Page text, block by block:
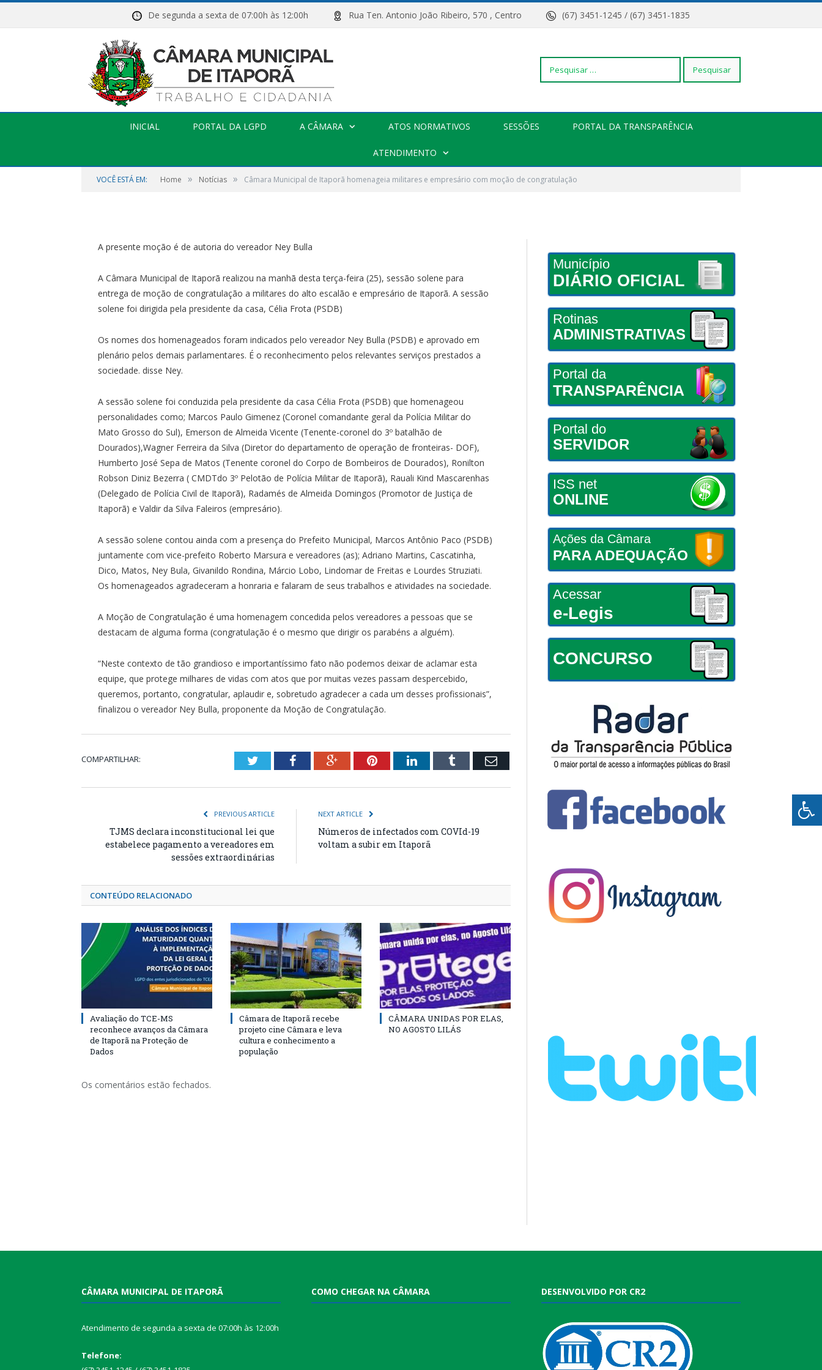
De segunda a sexta de 07:00h às 12:00h Rua Ten. Antonio João Ribeiro, 570 , Centro (67) 3451-1245 / (67) 3451-1835
Pesquisar
INICIAL PORTAL DA LGPD A CÂMARA ATOS NORMATIVOS SESSÕES PORTAL DA TRANSPARÊNCIA
ATENDIMENTO
VOCÊ ESTÁ EM: Home » Notícias » Câmara Municipal de Itaporã homenageia militares e empresário com moção de congratulação
NOTÍCIAS
Câmara Municipal de Itaporã homenageia
militares e empresário com moção de
A presente moção é de autoria do vereador Ney Bulla
A Câmara Municipal de Itaporã realizou na manhã desta terça-feira (25), sessão solene para
entrega de moção de congratulação a militares do alto escalão e empresário de Itaporã. A sessão
solene foi dirigida pela presidente da casa, Célia Frota (PSDB)
Os nomes dos homenageados foram indicados pelo vereador Ney Bulla (PSDB) e aprovado em
plenário pelos demais parlamentares. É o reconhecimento pelos relevantes serviços prestados a
sociedade. disse Ney.
A sessão solene foi conduzida pela presidente da casa Célia Frota (PSDB) que homenageou
personalidades como; Marcos Paulo Gimenez (Coronel comandante geral da Polícia Militar do
Mato Grosso do Sul), Emerson de Almeida Vicente (Tenente-coronel do 3º batalhão de
Dourados),Wagner Ferreira da Silva (Diretor do departamento de operação de fronteiras- DOF),
Humberto José Sepa de Matos (Tenente coronel do Corpo de Bombeiros de Dourados), Ronilton
Robson Diniz Bezerra ( CMDTdo 3º Pelotão de Polícia Militar de Itaporã), Rauali Kind Mascarenhas
(Delegado de Polícia Civil de Itaporã), Radamés de Almeida Domingos (Promotor de Justiça de
Itaporã) e Valdir da Silva Faleiros (empresário).
A sessão solene contou ainda com a presença do Prefeito Municipal, Marcos Antônio Paco (PSDB)
juntamente com vice-prefeito Roberto Marsura e vereadores (as); Adriano Martins, Cascatinha,
Dico, Matos, Ney Bula, Givanildo Rondina, Márcio Lobo, Lindomar de Freitas e Lourdes Struziati.
Os homenageados agradeceram a honraria e falaram de seus trabalhos e atividades na sociedade.
A Moção de Congratulação é uma homenagem concedida pelos vereadores a pessoas que se
destacam de alguma forma (congratulação é o mesmo que dirigir os parabéns a alguém).
“Neste contexto de tão grandioso e importantíssimo fato não podemos deixar de aclamar esta
equipe, que protege milhares de vidas com atos que por muitas vezes passam despercebido,
queremos, portanto, congratular, aplaudir e, sobretudo agradecer a cada um desses profissionais”,
finalizou o vereador Ney Bulla, proponente da Moção de Congratulação.
COMPARTILHAR: TwitterFacebookGoogle+PinterestLinkedInTumblr Email
PREVIOUS ARTICLE
TJMS declara inconstitucional lei que
estabelece pagamento a vereadores em
sessões extraordinárias
NEXT ARTICLE
Números de infectados com COVId-19
voltam a subir em Itaporã
CONTEÚDO RELACIONADO
Avaliação do TCE-MS
reconhece avanços da Câmara
de Itaporã na Proteção de
Dados
Câmara de Itaporã recebe
projeto cine Câmara e leva
cultura e conhecimento a
população
CÂMARA UNIDAS POR ELAS,
NO AGOSTO LILÁS
Os comentários estão fechados.
Município
DIÁRIO OFICIAL
Rotinas
ADMINISTRATIVAS
Portal da
TRANSPARÊNCIA
Portal do
SERVIDOR
ISS net
ONLINE
Ações da Câmara
PARA ADEQUAÇÃO
Acessar
e-Legis
CONCURSO
CÂMARA MUNICIPAL DE ITAPORÃ
Atendimento de segunda a sexta de 07:00h às 12:00h
Telefone:
COMO CHEGAR NA CÂMARA DESENVOLVIDO POR CR2